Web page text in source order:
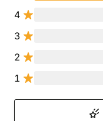
4
3
2
1